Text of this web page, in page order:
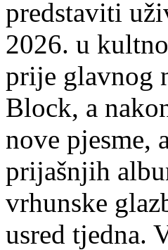
predstaviti
2026. u
prije glavnog
Block, a
nove pjesme,
prijašnjih
vrhunske
usred tjedna.